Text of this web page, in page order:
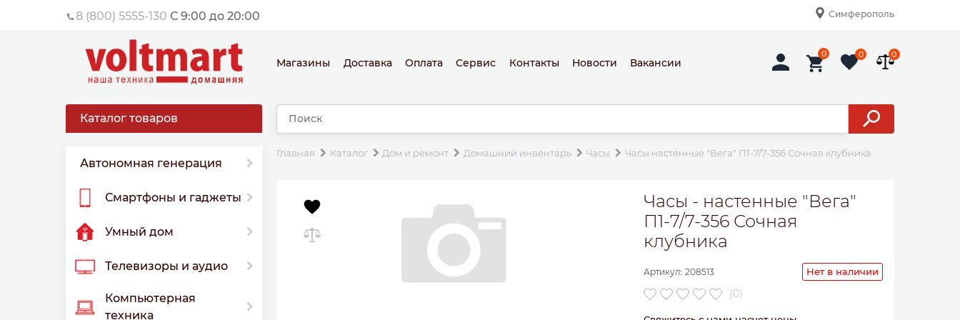
8 (800) 5555-130 С 9:00 до 20:00 Симферополь
Магазины Доставка Оплата Сервис Контакты Новости Вакансии
0 0 0
Каталог товаров
Автономная генерация
Смартфоны и гаджеты
Умный дом
Телевизоры и аудио
Компьютерная
техника
Главная Каталог Дом и ремонт Домашний инвентарь Часы Часы настенные "Вега" П1-7/7-356 Сочная клубника
Часы - настенные "Вега"
П1-7/7-356 Сочная
клубника
Артикул: 208513 Нет в наличии
(0)